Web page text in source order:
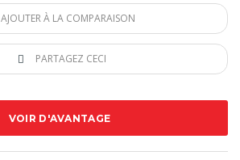
AJOUTER À LA COMPARAISON
PARTAGEZ CECI
VOIR D'AVANTAGE